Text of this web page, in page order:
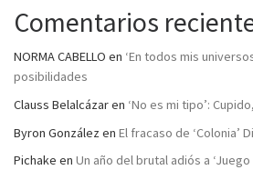
Comentarios
NORMA CABELLO en ‘En todos mis
posibilidades
Clauss Belalcázaren ‘No es mi tipo’:
Byron González en El fracaso de ‘Colonia’
Pichake en Un año del brutal adiós a ‘Juego